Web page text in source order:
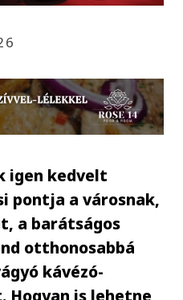
igen kedvelt
pontja a városnak,
a barátságos
otthonosabbá
kávézó-
Hogyan is lehetne